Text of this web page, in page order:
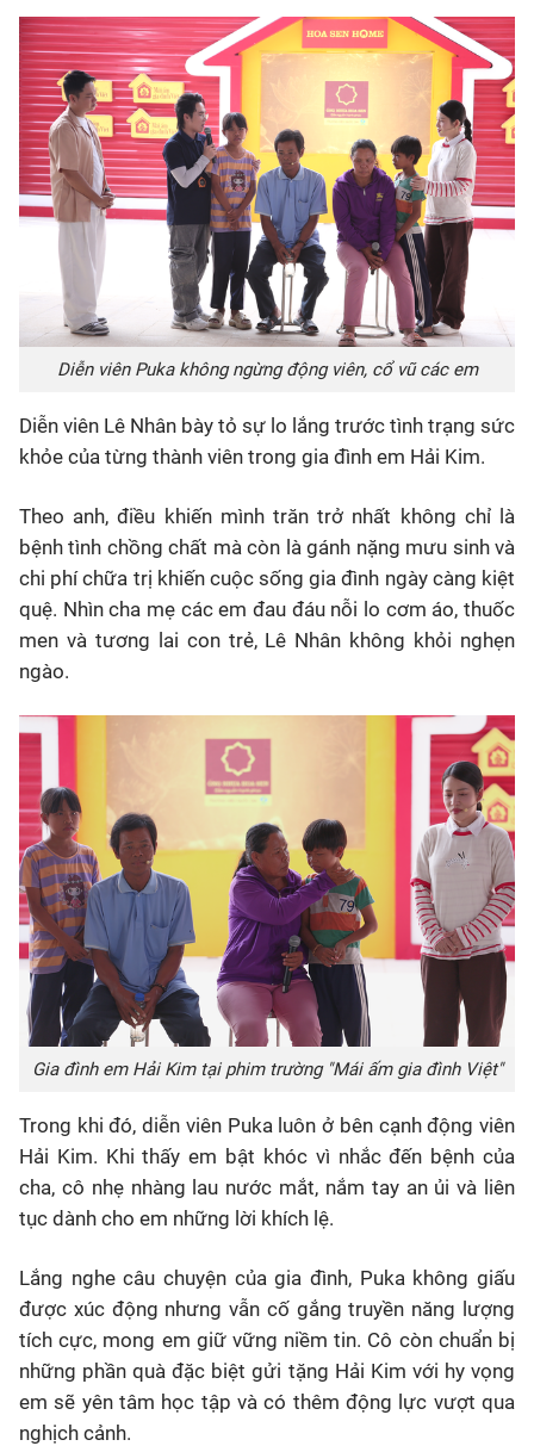
Diễn viên Puka không ngừng động viên, cổ vũ các em
Diễn viên Lê Nhân bày tỏ sự lo lắng trước tình trạng sức
khỏe của từng thành viên trong gia đình em Hải Kim.
Theo anh, điều khiến mình trăn trở nhất không chỉ là
bệnh tình chồng chất mà còn là gánh nặng mưu sinh và
chi phí chữa trị khiến cuộc sống gia đình ngày càng kiệt
quệ. Nhìn cha mẹ các em đau đáu nỗi lo cơm áo, thuốc
men và tương lai con trẻ, Lê Nhân không khỏi nghẹn
ngào.
Gia đình em Hải Kim tại phim trường "Mái ấm gia đình Việt"
Trong khi đó, diễn viên Puka luôn ở bên cạnh động viên
Hải Kim. Khi thấy em bật khóc vì nhắc đến bệnh của
cha, cô nhẹ nhàng lau nước mắt, nắm tay an ủi và liên
tục dành cho em những lời khích lệ.
Lắng nghe câu chuyện của gia đình, Puka không giấu
được xúc động nhưng vẫn cố gắng truyền năng lượng
tích cực, mong em giữ vững niềm tin. Cô còn chuẩn bị
những phần quà đặc biệt gửi tặng Hải Kim với hy vọng
em sẽ yên tâm học tập và có thêm động lực vượt qua
nghịch cảnh.